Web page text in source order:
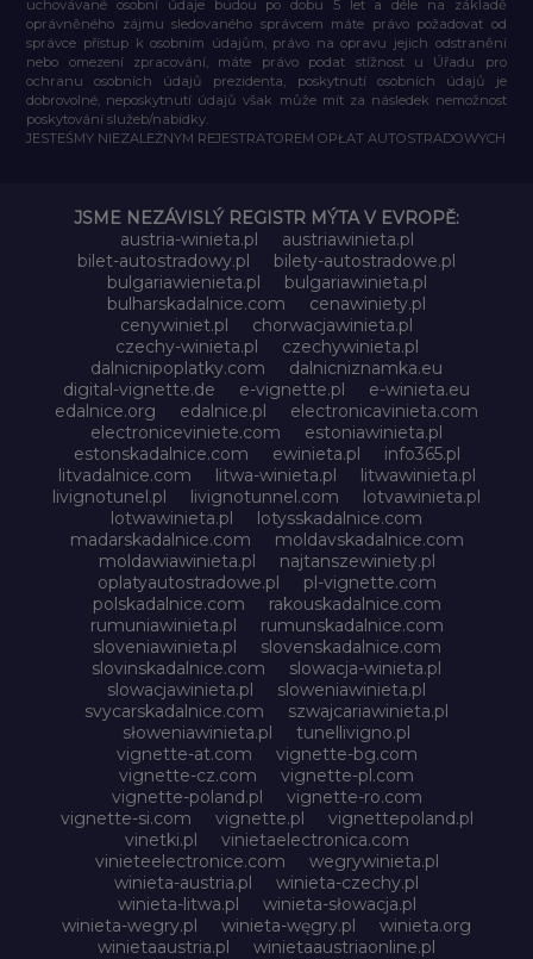
uchovávané osobní údaje budou po dobu 5 let a déle na základě
oprávněného zájmu sledovaného správcem máte právo požadovat od
správce přístup k osobním údajům, právo na opravu jejich odstranění
nebo omezení zpracování, máte právo podat stížnost u Úřadu pro
ochranu osobních údajů prezidenta, poskytnutí osobních údajů je
dobrovolné, neposkytnutí údajů však může mít za následek nemožnost
poskytování služeb/nabídky.
JESTEŚMY NIEZALEŻNYM REJESTRATOREM OPŁAT AUTOSTRADOWYCH
JSME NEZÁVISLÝ REGISTR MÝTA V EVROPĚ:
austria-winieta.pl
austriawinieta.pl
bilet-autostradowy.pl
bilety-autostradowe.pl
bulgariawienieta.pl
bulgariawinieta.pl
bulharskadalnice.com
cenawiniety.pl
cenywiniet.pl
chorwacjawinieta.pl
czechy-winieta.pl
czechywinieta.pl
dalnicnipoplatky.com
dalnicniznamka.eu
digital-vignette.de
e-vignette.pl
e-winieta.eu
edalnice.org
edalnice.pl
electronicavinieta.com
electroniceviniete.com
estoniawinieta.pl
estonskadalnice.com
ewinieta.pl
info365.pl
litvadalnice.com
litwa-winieta.pl
litwawinieta.pl
livignotunel.pl
livignotunnel.com
lotvawinieta.pl
lotwawinieta.pl
lotysskadalnice.com
madarskadalnice.com
moldavskadalnice.com
moldawiawinieta.pl
najtanszewiniety.pl
oplatyautostradowe.pl
pl-vignette.com
polskadalnice.com
rakouskadalnice.com
rumuniawinieta.pl
rumunskadalnice.com
sloveniawinieta.pl
slovenskadalnice.com
slovinskadalnice.com
slowacja-winieta.pl
slowacjawinieta.pl
sloweniawinieta.pl
svycarskadalnice.com
szwajcariawinieta.pl
słoweniawinieta.pl
tunellivigno.pl
vignette-at.com
vignette-bg.com
vignette-cz.com
vignette-pl.com
vignette-poland.pl
vignette-ro.com
vignette-si.com
vignette.pl
vignettepoland.pl
vinetki.pl
vinietaelectronica.com
vinieteelectronice.com
wegrywinieta.pl
winieta-austria.pl
winieta-czechy.pl
winieta-litwa.pl
winieta-słowacja.pl
winieta-wegry.pl
winieta-węgry.pl
winieta.org
winietaaustria.pl
winietaaustriaonline.pl